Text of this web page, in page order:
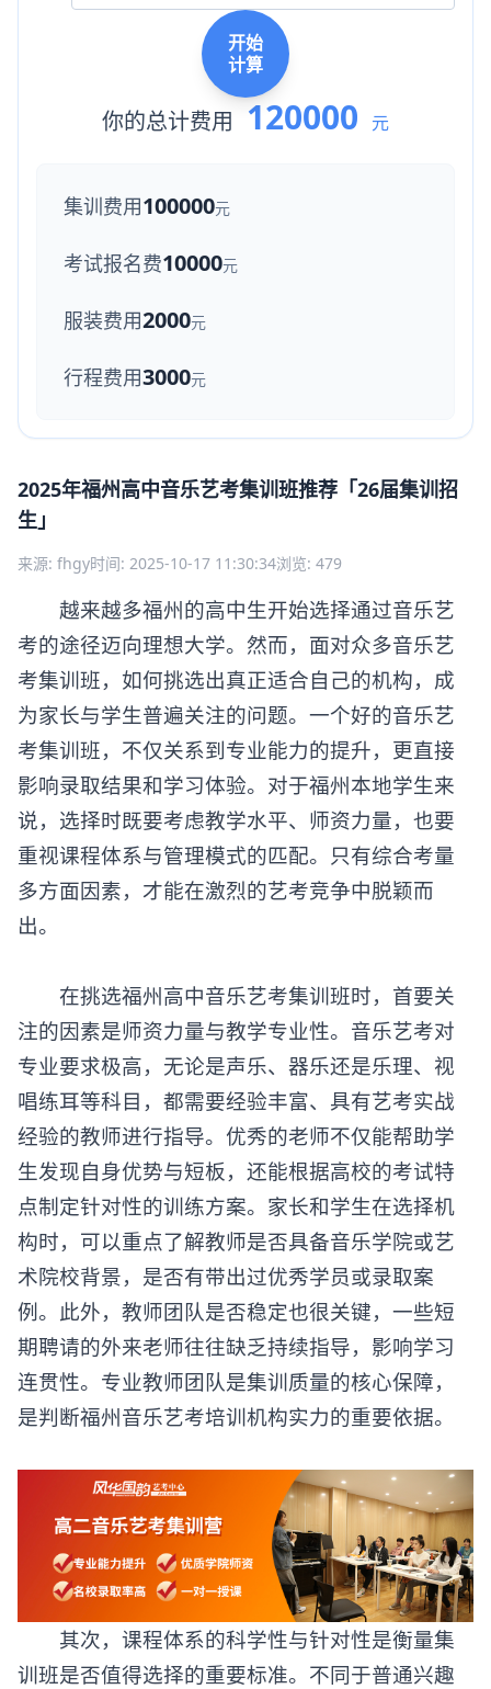
开始
计算
你的总计费用 120000 元
集训费用100000元
考试报名费10000元
服装费用2000元
行程费用3000元
2025年福州高中音乐艺考集训班推荐「26届集训招
生」
来源: fhgy时间: 2025-10-17 11:30:34浏览: 479
越来越多福州的高中生开始选择通过音乐艺
考的途径迈向理想大学。然而，面对众多音乐艺
考集训班，如何挑选出真正适合自己的机构，成
为家长与学生普遍关注的问题。一个好的音乐艺
考集训班，不仅关系到专业能力的提升，更直接
影响录取结果和学习体验。对于福州本地学生来
说，选择时既要考虑教学水平、师资力量，也要
重视课程体系与管理模式的匹配。只有综合考量
多方面因素，才能在激烈的艺考竞争中脱颖而
出。
在挑选福州高中音乐艺考集训班时，首要关
注的因素是师资力量与教学专业性。音乐艺考对
专业要求极高，无论是声乐、器乐还是乐理、视
唱练耳等科目，都需要经验丰富、具有艺考实战
经验的教师进行指导。优秀的老师不仅能帮助学
生发现自身优势与短板，还能根据高校的考试特
点制定针对性的训练方案。家长和学生在选择机
构时，可以重点了解教师是否具备音乐学院或艺
术院校背景，是否有带出过优秀学员或录取案
例。此外，教师团队是否稳定也很关键，一些短
期聘请的外来老师往往缺乏持续指导，影响学习
连贯性。专业教师团队是集训质量的核心保障，
是判断福州音乐艺考培训机构实力的重要依据。
其次，课程体系的科学性与针对性是衡量集
训班是否值得选择的重要标准。不同于普通兴趣